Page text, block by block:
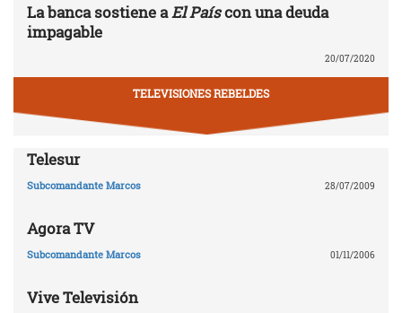
La banca sostiene aEl Paíscon una deuda
impagable
20/07/2020
TELEVISIONES REBELDES
Telesur
Subcomandante Marcos 28/07/2009
Agora TV
Subcomandante Marcos 01/11/2006
Vive Televisión